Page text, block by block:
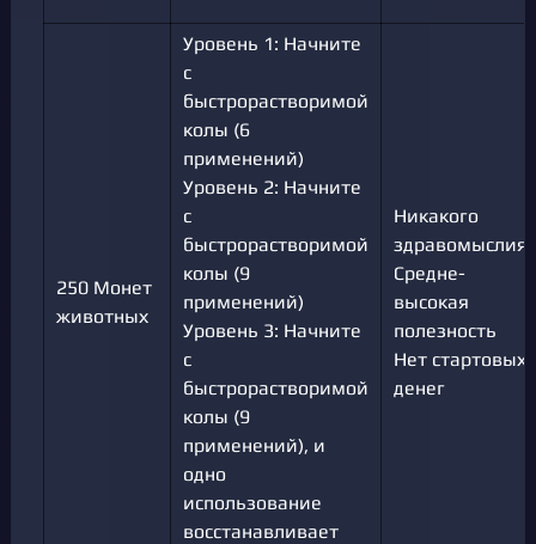
250 Монет
животных
Уровень 1: Начните
с
быстрорастворимой
колы (6
применений)
Уровень 2: Начните
с
быстрорастворимой
колы (9
применений)
Уровень 3: Начните
с
быстрорастворимой
колы (9
применений), и
одно
использование
восстанавливает
Никакого
здравомыслия
Средне-
высокая
полезность
Нет стартовых
денег